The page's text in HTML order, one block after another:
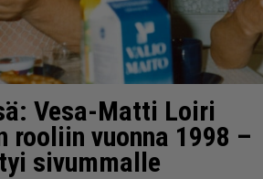
Vesa-Matti Loiri
rooliin vuonna 1998 –
sivummalle